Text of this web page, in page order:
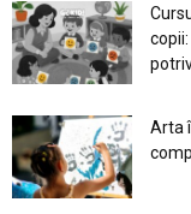
Arta